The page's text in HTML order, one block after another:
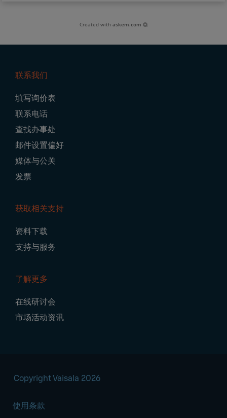
Created withaskem.com
Navigation
联系我们
填写询价表
联系电话
查找办事处
邮件设置偏好
媒体与公关
发票
获取相关支持
资料下载
支持与服务
了解更多
在线研讨会
市场活动资讯
Copyright Vaisala 2026
使用条款